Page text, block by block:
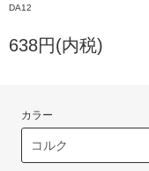
DA12
638円(内税)
カラー